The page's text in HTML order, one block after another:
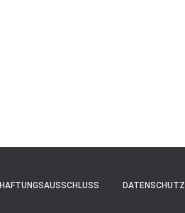
HAFTUNGSAUSSCHLUSS DATENSCHUTZ